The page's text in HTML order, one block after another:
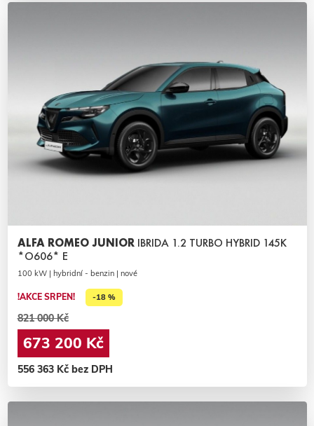
ALFA ROMEO JUNIOR IBRIDA 1.2 TURBO HYBRID 145K
*O606* E
100 kW | hybridní - benzin | nové
!AKCE SRPEN! -18 %
821 000 Kč
673 200 Kč
556 363 Kč bez DPH